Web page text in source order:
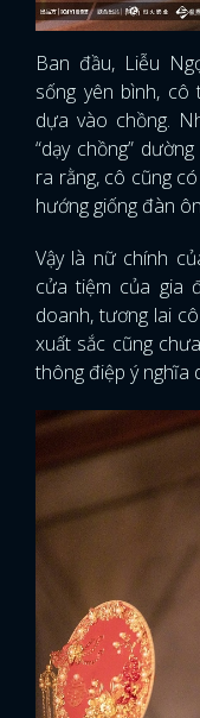
Ban đầu, Liễu
sống yên bình,
dựa vào chồng.
“dạy chồng”
ra rằng, cô cũng
hướng giống đàn
Vậy là nữ chính
cửa tiệm của gia
doanh, tương lai
xuất sắc cũng
thông điệp ý nghĩa